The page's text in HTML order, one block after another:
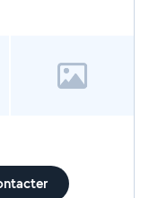
gardes de
renseignement.